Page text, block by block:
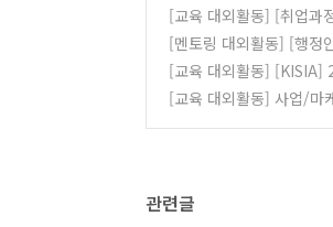
[교육 대외활동] [취업과
[멘토링 대외활동] [행정
[교육 대외활동] [KISIA]
[교육 대외활동] 사업/마
관련글